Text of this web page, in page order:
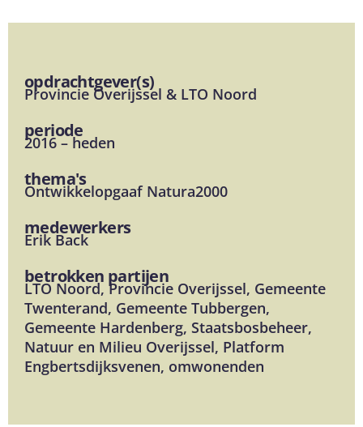
opdrachtgever(s)
Provincie Overijssel & LTO Noord
periode
2016 – heden
thema's
Ontwikkelopgaaf Natura2000
medewerkers
Erik Back
betrokken partijen
LTO Noord, Provincie Overijssel, Gemeente
Twenterand, Gemeente Tubbergen,
Gemeente Hardenberg, Staatsbosbeheer,
Natuur en Milieu Overijssel, Platform
Engbertsdijksvenen, omwonenden